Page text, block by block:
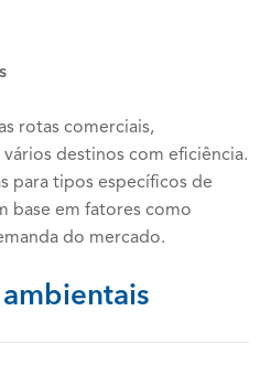
rotas comerciais,
destinos com eficiência.
para tipos específicos de
base em fatores como
do mercado.